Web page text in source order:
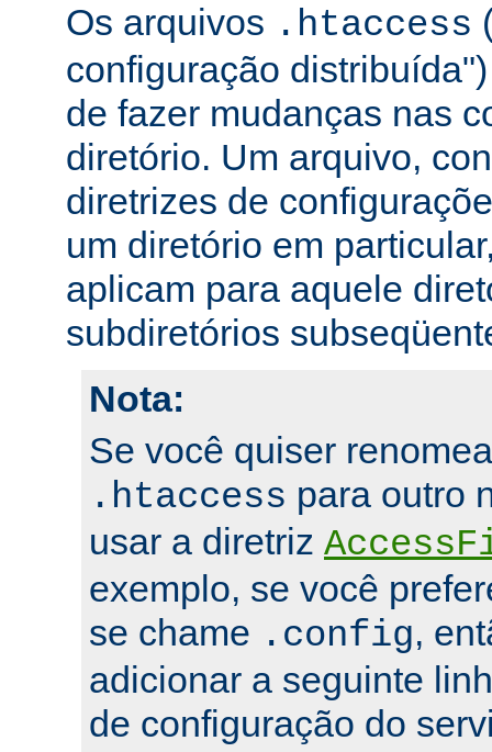
Os arquivos .htaccess
configuração
de fazer mudanças nas
diretório. Um arquivo,
diretrizes de
um diretório em
aplicam para aquele
subdiretórios
Nota:
Se você quiser
.htaccess para outro
usar a diretriz
exemplo, se você
se chame .config,
adicionar a seguinte
de configuração do